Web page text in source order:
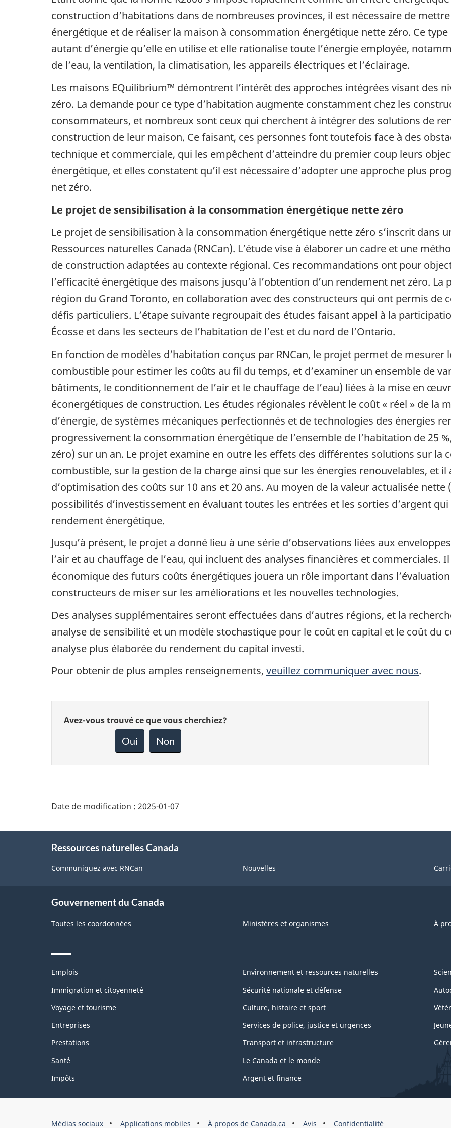
construction d’habitations dans de nombreuses provinces, il est nécessaire de
énergétique et de réaliser la maison à consommation énergétique nette zéro. Ce
autant d’énergie qu’elle en utilise et elle rationalise toute l’énergie employée,
de l’eau, la ventilation, la climatisation, les appareils électriques et l’éclairage.
Les maisons EQuilibrium™ démontrent l’intérêt des approches intégrées visant des
zéro. La demande pour ce type d’habitation augmente constamment chez les
consommateurs, et nombreux sont ceux qui cherchent à intégrer des solutions de
construction de leur maison. Ce faisant, ces personnes font toutefois face à des
technique et commerciale, qui les empêchent d’atteindre du premier coup leurs
énergétique, et elles constatent qu’il est nécessaire d’adopter une approche plus
net zéro.
Le projet de sensibilisation à la consommation énergétique nette zéro
Le projet de sensibilisation à la consommation énergétique nette zéro s’inscrit dans
Ressources naturelles Canada (RNCan). L’étude vise à élaborer un cadre et une
de construction adaptées au contexte régional. Ces recommandations ont pour
l’efficacité énergétique des maisons jusqu’à l’obtention d’un rendement net zéro.
région du Grand Toronto, en collaboration avec des constructeurs qui ont permis de
défis particuliers. L’étape suivante regroupait des études faisant appel à la
Écosse et dans les secteurs de l’habitation de l’est et du nord de l’Ontario.
En fonction de modèles d’habitation conçus par RNCan, le projet permet de
combustible pour estimer les coûts au fil du temps, et d’examiner un ensemble de
bâtiments, le conditionnement de l’air et le chauffage de l’eau) liées à la mise en
éconergétiques de construction. Les études régionales révèlent le coût « réel » de la
d’énergie, de systèmes mécaniques perfectionnés et de technologies des énergies
progressivement la consommation énergétique de l’ensemble de l’habitation de 25
zéro) sur un an. Le projet examine en outre les effets des différentes solutions sur la
combustible, sur la gestion de la charge ainsi que sur les énergies renouvelables, et il
d’optimisation des coûts sur 10 ans et 20 ans. Au moyen de la valeur actualisée
possibilités d’investissement en évaluant toutes les entrées et les sorties d’argent
rendement énergétique.
Jusqu’à présent, le projet a donné lieu à une série d’observations liées aux
l’air et au chauffage de l’eau, qui incluent des analyses financières et commerciales.
économique des futurs coûts énergétiques jouera un rôle important dans
constructeurs de miser sur les améliorations et les nouvelles technologies.
Des analyses supplémentaires seront effectuées dans d’autres régions, et la
analyse de sensibilité et un modèle stochastique pour le coût en capital et le coût du
analyse plus élaborée du rendement du capital investi.
Pour obtenir de plus amples renseignements, veuillez communiquer avec nous.
Donnez
Avez-vous trouvé ce que vous cherchiez?
Oui Non
Date de modification : 2025-01-07
Ressources naturelles Canada
Communiquez avec RNCan Nouvelles
Gouvernement du Canada
Toutes les coordonnées Ministères et organismes À
Themes
topics
Emplois
Immigration et citoyenneté
Voyage et tourisme
Entreprises
Prestations
Santé
Impôts
Environnement et ressources naturelles
Sécurité nationale et défense
Culture, histoire et sport
Services de police, justice et urgences
Transport et infrastructure
Le Canada et le monde
Argent et finance
du
Médias sociaux Applications mobiles À propos de Canada.ca Avis Confidentialité